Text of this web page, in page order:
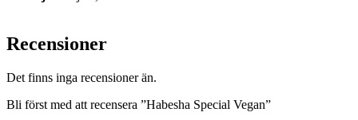
Recensioner
Det finns inga recensioner än.
Bli först med att recensera ”Habesha Special Vegan”